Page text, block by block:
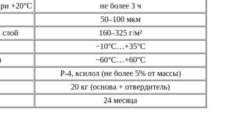
+20°С
не более 3 ч
50–100 мкм
слой
160–325 г/м²
−10°С…+35°С
−60°С…+60°С
Р-4, ксилол (не более 5% от массы)
20 кг (основа + отвердитель)
24 месяца